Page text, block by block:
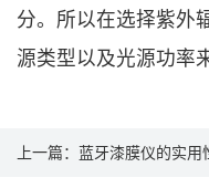
分。所以在选择紫外
源类型以及光源功率
上一篇： 蓝牙漆膜仪的实用